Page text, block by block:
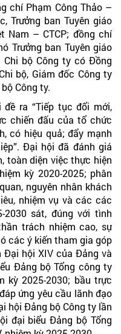
chí Phạm Công Thảo –
Trưởng ban Tuyên giáo
Nam – CTCP; đồng chí
Trưởng ban Tuyên giáo
bộ Công ty có Đồng
bộ, Giám đốc Công ty
Công ty.
ra “Tiếp tục đổi mới,
chiến đấu của tổ chức
có hiệu quả; đẩy mạnh
Đại hội đã đánh giá
toàn diện việc thực hiện
kỳ 2020-2025; phân
nguyên nhân khách
nhiệm vụ và các các
2030 sát, đúng với tình
trách nhiệm cao, sự
các ý kiến tham gia góp
hội XIV của Đảng và
Đảng bộ Tổng công ty
kỳ 2025-2030; bầu trực
ứng yêu cầu lãnh đạo
hội Đảng bộ Công ty lần
đại biểu Đảng bộ Tổng